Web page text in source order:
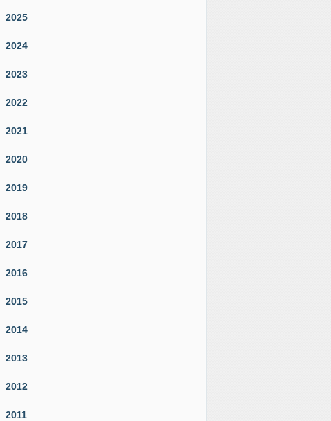
2025
2024
2023
2022
2021
2020
2019
2018
2017
2016
2015
2014
2013
2012
2011